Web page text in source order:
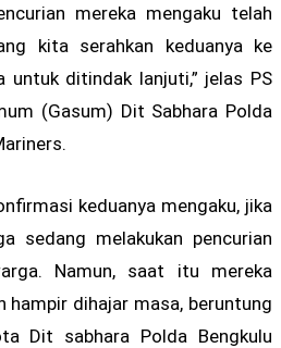
mereka mengaku telah
kita serahkan keduanya ke
untuk ditindak lanjuti,” jelas PS
(Gasum) Dit Sabhara Polda
keduanya mengaku, jika
sedang melakukan pencurian
Namun, saat itu mereka
hampir dihajar masa, beruntung
Dit sabhara Polda Bengkulu